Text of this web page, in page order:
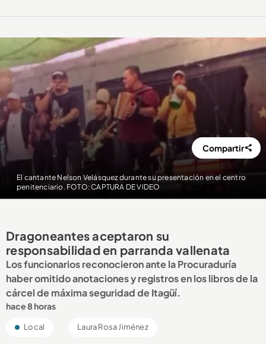
El cantante Nelson Velásquez durante su presentación en el centro
penitenciario. FOTO: CAPTURA DE VIDEO
Compartir
Dragoneantes aceptaron su
responsabilidad en parranda vallenata
Los funcionarios reconocieron ante la Procuraduría
haber omitido anotaciones y registros en los libros de la
cárcel de máxima seguridad de Itagüí.
hace 8 horas
Local Laura Rosa Jiménez